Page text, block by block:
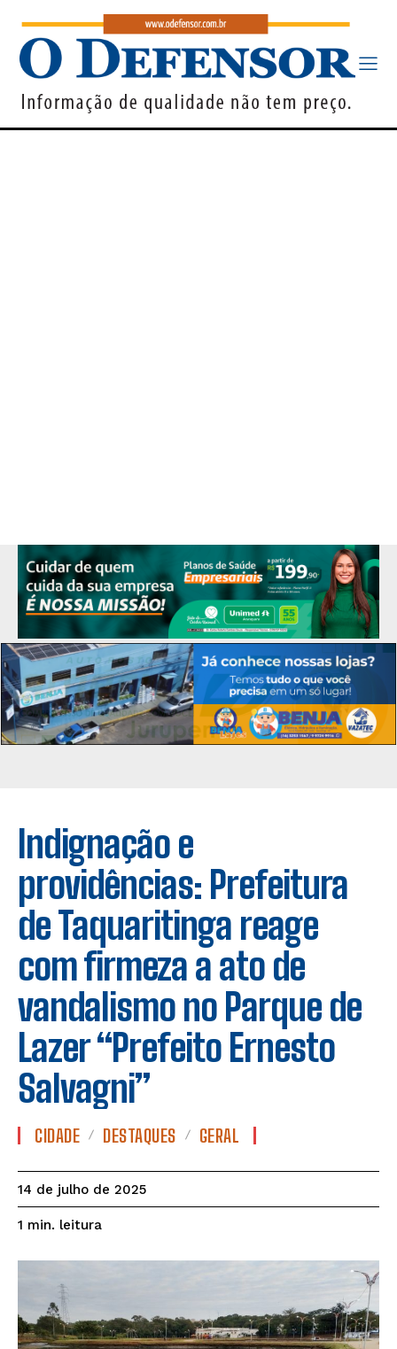
Indignação e
providências: Prefeitura
de Taquaritinga reage
com firmeza a ato de
vandalismo no Parque de
Lazer “Prefeito Ernesto
Salvagni”
CIDADE DESTAQUES GERAL
14 de julho de 2025
1 min. leitura